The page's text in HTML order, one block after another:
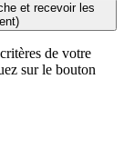
et recevoir les
de votre
sur le bouton